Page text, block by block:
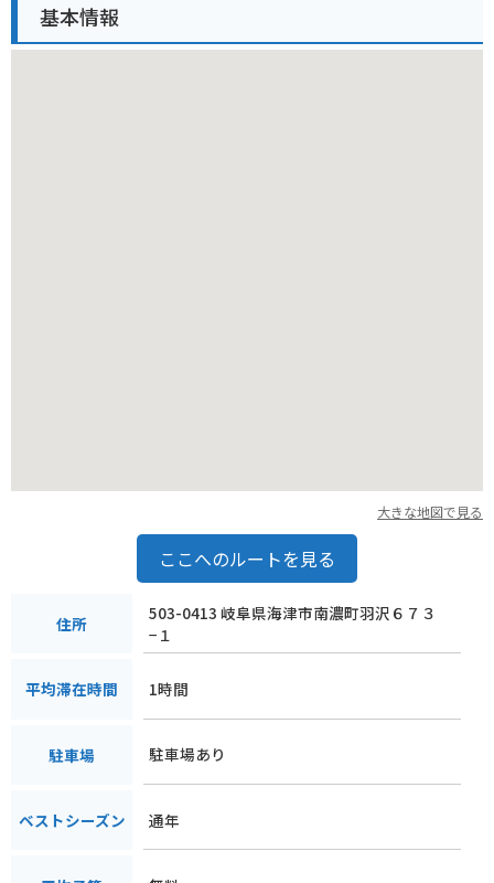
レストランでは、地元食材を使った料理を楽しむことができ、
中でも、地元産の豚肉を使った「南濃とんちゃん」はおすすめ
基本情報
大きな地図で見る
ここへのルートを見る
住所
503-0413 岐阜県海津市南濃町羽沢６７３
−１
平均滞在時間 1時間
駐車場 駐車場あり
ベストシーズン 通年